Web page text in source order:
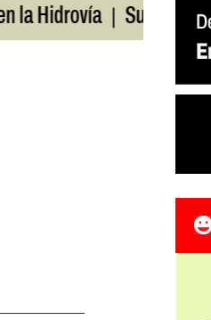
| Suspenden